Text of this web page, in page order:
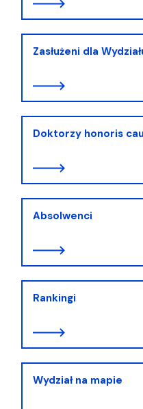
Zasłużeni dla
Doktorzy honoris
Absolwenci
Rankingi
Wydział na mapie